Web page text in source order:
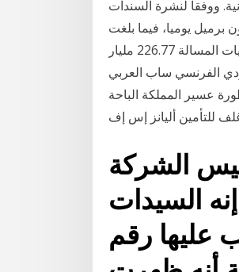
من الكهرباء الإيرانية. ووفقا لنشرة السندات
يبلغ إجمالي الطاقة الإنتاجية القصوى لحقول النفط 12 مليون برميل يوميا، فيما بلغت
الاحتياطيات الإجمالية 256.89 مليار برميل من النفط المكافئ، وبلغت الاحتياطيات المسالة 226.77 مليار
الفرنسي ساب العربي
عسير المملكة الباحة
للتأمين أليانز إس إف
الشركة
السيدات
عليها رقم